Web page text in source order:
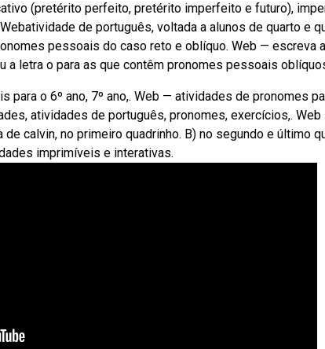
(pretérito perfeito, pretérito imperfeito e futuro),
de português, voltada a alunos de quarto e
pessoais do caso reto e oblíquo. Web — escreva
letra o para as que contêm pronomes pessoais
o 6º ano, 7º ano,. Web — atividades de pronomes
atividades de português, pronomes, exercícios,.
calvin, no primeiro quadrinho. B) no segundo e último
imprimíveis e interativas.